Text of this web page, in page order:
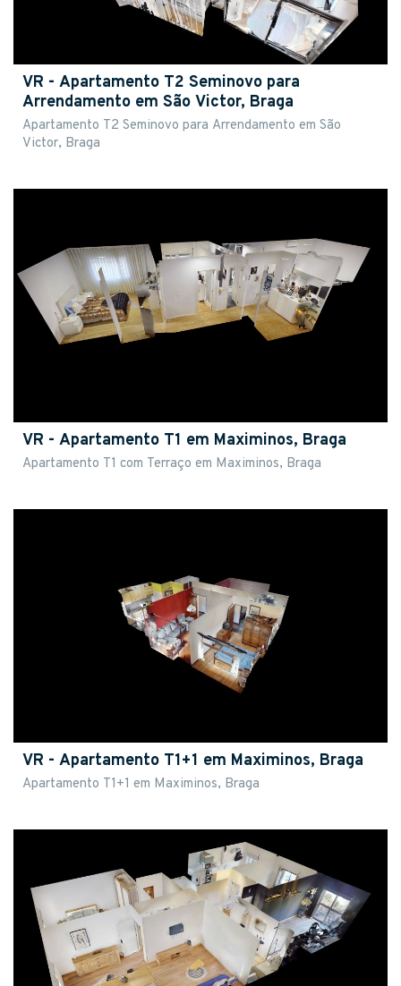
VR - Apartamento T2 Seminovo para
Arrendamento em São Victor, Braga
Apartamento T2 Seminovo para Arrendamento em São
Victor, Braga
VR - Apartamento T1 em Maximinos, Braga
Apartamento T1 com Terraço em Maximinos, Braga
VR - Apartamento T1+1 em Maximinos, Braga
Apartamento T1+1 em Maximinos, Braga